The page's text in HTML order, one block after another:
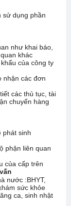
sử dụng phần
như khai báo,
khác
của công ty
nhận các đơn
các thủ tục, tài
chuyển hàng
phát sinh
phận liên quan
của cấp trên
nước :BHYT,
sức khỏe
ca, sinh nhật